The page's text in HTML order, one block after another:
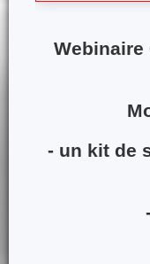
Webinaire
- un kit de